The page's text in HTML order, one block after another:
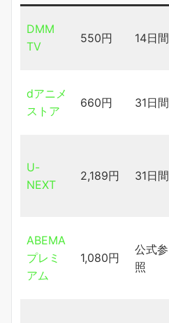
DMM
TV
550円 14日間
dアニメ
ストア
660円 31日間
U-
NEXT
2,189円 31日間
ABEMA
プレミ
アム
1,080円
公式参
照